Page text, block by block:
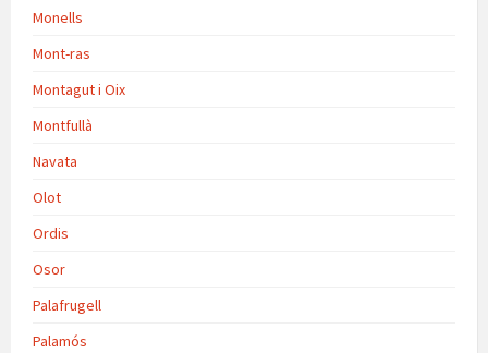
Monells
Mont-ras
Montagut i Oix
Montfullà
Navata
Olot
Ordis
Osor
Palafrugell
Palamós